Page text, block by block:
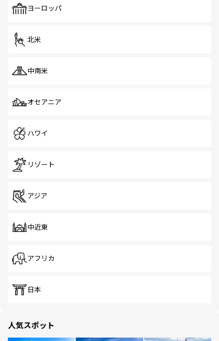
で、ホーカーズは地元の風情を楽しめる外せないスポット
ヨーロッパ
北米
中南米
オセアニア
ハワイ
リゾート
アジア
中近東
アフリカ
日本
人気スポット